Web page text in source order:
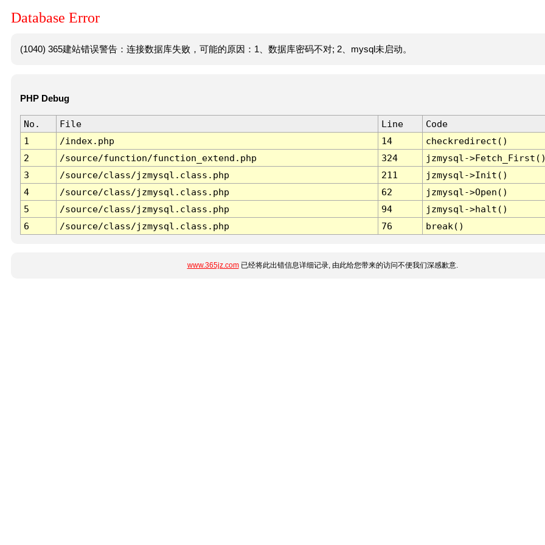
Database Error
(1040) 365建站错误警告：连接数据库失败，可能的原因：1、数据库密码不对; 2、mysql未启动。
PHP Debug
No. File Line
Code
1
/index.php 14
checkredirect()
2
/source/function/function_extend.php 324
jzmysql-
3
/source/class/jzmysql.class.php 211
jzmysql->Init()
4
/source/class/jzmysql.class.php 62
jzmysql->Open()
5
/source/class/jzmysql.class.php 94
jzmysql->halt()
6
/source/class/jzmysql.class.php 76 break()
www.365jz.com已经将此出错信息详细记录, 由此给您带来的访问不便我们深感歉意.